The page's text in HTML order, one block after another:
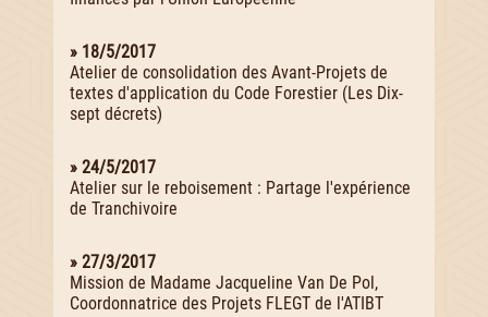
» 18/5/2017
Atelier de consolidation des Avant-Projets de
textes d'application du Code Forestier (Les Dix-
sept décrets)
» 24/5/2017
Atelier sur le reboisement : Partage l'expérience
de Tranchivoire
» 27/3/2017
Mission de Madame Jacqueline Van De Pol,
Coordonnatrice des Projets FLEGT de l'ATIBT